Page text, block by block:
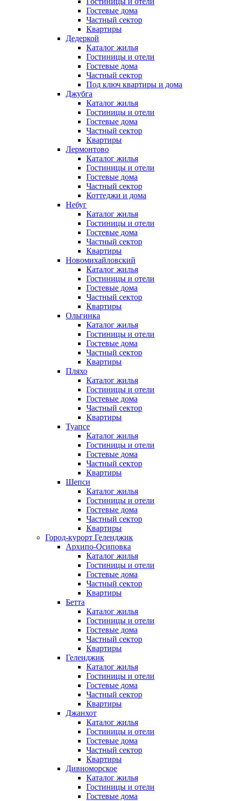
Гостевые дома
Частный сектор
Квартиры
Дедеркой
Каталог жилья
Гостиницы и отели
Гостевые дома
Частный сектор
Под ключ квартиры и дома
Джубга
Каталог жилья
Гостиницы и отели
Гостевые дома
Частный сектор
Квартиры
Лермонтово
Каталог жилья
Гостиницы и отели
Гостевые дома
Частный сектор
Коттеджи и дома
Небуг
Каталог жилья
Гостиницы и отели
Гостевые дома
Частный сектор
Квартиры
Новомихайловский
Каталог жилья
Гостиницы и отели
Гостевые дома
Частный сектор
Квартиры
Ольгинка
Каталог жилья
Гостиницы и отели
Гостевые дома
Частный сектор
Квартиры
Пляхо
Каталог жилья
Гостиницы и отели
Гостевые дома
Частный сектор
Квартиры
Туапсе
Каталог жилья
Гостиницы и отели
Гостевые дома
Частный сектор
Квартиры
Шепси
Каталог жилья
Гостиницы и отели
Гостевые дома
Частный сектор
Квартиры
Город-курорт Геленджик
Архипо-Осиповка
Каталог жилья
Гостиницы и отели
Гостевые дома
Частный сектор
Квартиры
Бетта
Каталог жилья
Гостиницы и отели
Гостевые дома
Частный сектор
Квартиры
Геленджик
Каталог жилья
Гостиницы и отели
Гостевые дома
Частный сектор
Квартиры
Джанхот
Каталог жилья
Гостиницы и отели
Гостевые дома
Частный сектор
Квартиры
Дивноморское
Каталог жилья
Гостиницы и отели
Гостевые дома